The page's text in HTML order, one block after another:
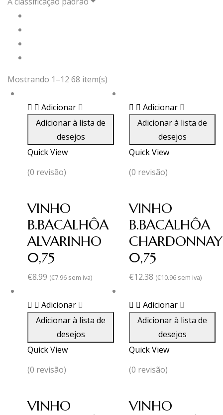
Mostrando 1–12 68 item(s)
Adicionar
Adicionar à lista de
desejos
Quick View
(0 revisão)
VINHO
B.BACALHÔA
ALVARINHO
0,75
€8.99 (€7.96 sem iva)
Adicionar
Adicionar à lista de
desejos
Quick View
(0 revisão)
VINHO
B.BACALHÔA
CHARDONNAY
0,75
€12.38 (€10.96 sem iva)
Adicionar
Adicionar à lista de
desejos
Quick View
(0 revisão)
VINHO
Adicionar
Adicionar à lista de
desejos
Quick View
(0 revisão)
VINHO